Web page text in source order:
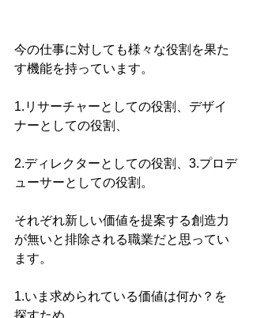
今の仕事に対しても様々な役割を果た
す機能を持っています。
1.リサーチャーとしての役割、デザイ
ナーとしての役割、
2.ディレクターとしての役割、3.プロデ
ューサーとしての役割。
それぞれ新しい価値を提案する創造力
が無いと排除される職業だと思ってい
ます。
1.いま求められている価値は何か？を
探すため。